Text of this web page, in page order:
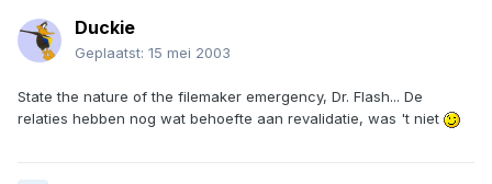
Duckie
Geplaatst: 15 mei 2003
State the nature of the filemaker emergency, Dr. Flash... De
relaties hebben nog wat behoefte aan revalidatie, was 't niet